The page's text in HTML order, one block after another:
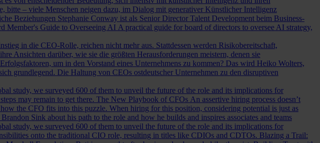
bitte – viele Menschen neigen dazu, im Dialog mit generativer Künstlicher Intelligenz
Beziehungen Stephanie Conway ist als Senior Director Talent Development beim Business-
Member's Guide to Overseeing AI A practical guide for board of directors to oversee AI strategy,
in die CEO-Rolle, reichen nicht mehr aus. Stattdessen werden Risikobereitschaft,
Ansichten darüber, wie sie die größten Herausforderungen meistern, denen sie
um in den Vorstand eines Unternehmens zu kommen? Das wird Heiko Wolters,
grundlegend. Die Haltung von CEOs ostdeutscher Unternehmen zu den disruptiven
study, we surveyed 600 of them to unveil the future of the role and its implications for
may remain to get there. The New Playbook of CFOs An assertive hiring process doesn’t
the CFO fits into this puzzle. When hiring for this position, considering potential is just as
Sink about his path to the role and how he builds and inspires associates and teams
study, we surveyed 600 of them to unveil the future of the role and its implications for
onto the traditional CIO role, resulting in titles like CDIOs and CDTOs. Blazing a Trail: